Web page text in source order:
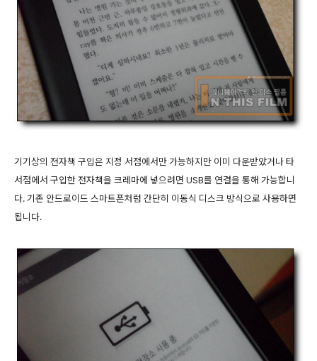
기기상의 전자책 구입은 지정 서점에서만 가능하지만 이미 다운받았거나 타
서점에서 구입한 전자책을 크레마에 넣으려면 USB를 연결을 통해 가능합니
다. 기존 안드로이드 스마트폰처럼 간단히 이동식 디스크 방식으로 사용하면
됩니다.